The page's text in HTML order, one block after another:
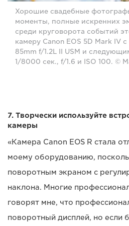
Хорошие свадебные
моменты, полные искренних
среди круговорота событий
камеру Canon EOS 5D Mark IV
85mm f/1.2L II USM и
1/8000 сек., f/1.6 и ISO 100. ©
7. Творчески используйте
камеры
«Камера Canon EOS R стала
моему оборудованию,
поворотным экраном с
наклона. Многие
говорят мне, что
поворотный дисплей, но если